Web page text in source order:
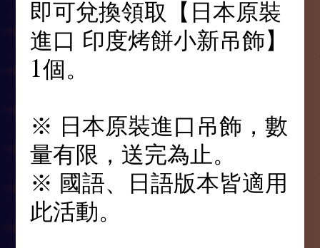
即可兌換領取【日本原裝
進口 印度烤餅小新吊飾】
1個。
※ 日本原裝進口吊飾，數
量有限，送完為止。
※ 國語、日語版本皆適用
此活動。